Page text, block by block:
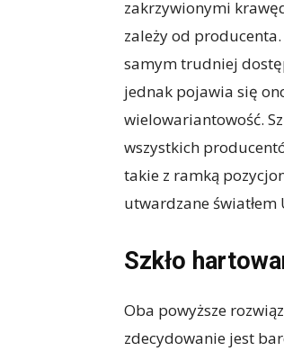
zakrzywionymi
zależy od
samym trudniej
jednak pojawia się
wielowariantowość.
wszystkich
takie z ramką
utwardzane światłem
Szkło
Oba powyższe
zdecydowanie jest